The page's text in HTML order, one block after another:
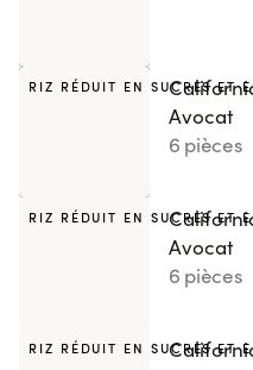
RIZ RÉDUIT EN SUCRES ET
Avocat
6 pièces
RIZ RÉDUIT EN SUCRES ET
Avocat
6 pièces
RIZ RÉDUIT EN SUCRES ET